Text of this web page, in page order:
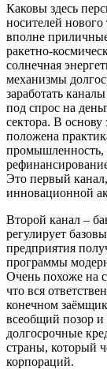
Каковы здесь
носителей
вполне
ракетно-
солнечная
механизмы
заработать
под спрос на
сектора. В
положена
промышленность,
Это первый
инновационной
Второй канал –
регулирует
предприятия
программы
Очень похоже на
что вся
конечном
всеобщий позор
долгосрочные
страны, который
корпораций.